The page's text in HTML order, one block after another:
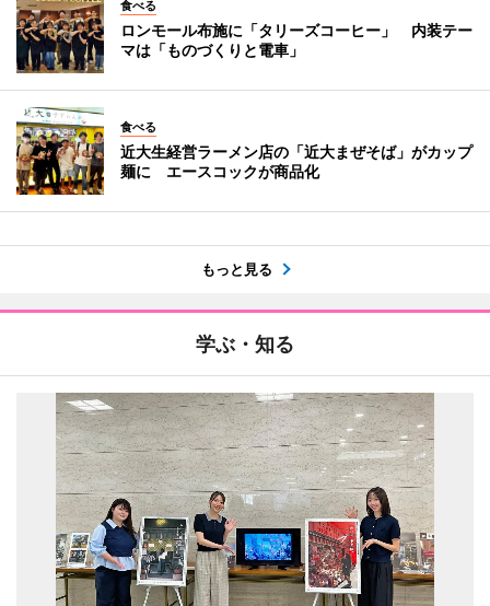
食べる
ロンモール布施に「タリーズコーヒー」 内装テー
マは「ものづくりと電車」
食べる
近大生経営ラーメン店の「近大まぜそば」がカップ
麺に エースコックが商品化
もっと見る
学ぶ・知る